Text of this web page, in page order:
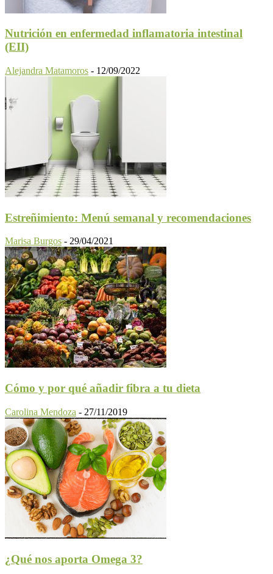
Nutrición en enfermedad inflamatoria intestinal
(EII)
Alejandra Matamoros - 12/09/2022
Estreñimiento: Menú semanal y recomendaciones
Marisa Burgos - 29/04/2021
Cómo y por qué añadir fibra a tu dieta
Carolina Mendoza - 27/11/2019
¿Qué nos aporta Omega 3?